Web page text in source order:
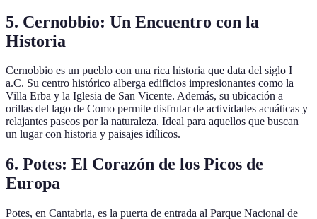
5. Cernobbio: Un Encuentro con la
Historia
Cernobbio es un pueblo con una rica historia que data del siglo I
a.C. Su centro histórico alberga edificios impresionantes como la
Villa Erba y la Iglesia de San Vicente. Además, su ubicación a
orillas del lago de Como permite disfrutar de actividades acuáticas y
relajantes paseos por la naturaleza. Ideal para aquellos que buscan
un lugar con historia y paisajes idílicos.
6. Potes: El Corazón de los Picos de
Europa
Potes, en Cantabria, es la puerta de entrada al Parque Nacional de